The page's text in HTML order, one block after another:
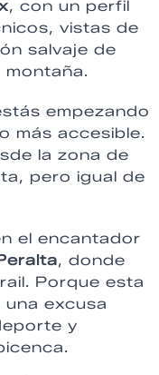
, con un perfil
vistas de
salvaje de
empezando
más accesible.
la zona de
pero igual de
el encantador
, donde
Porque esta
excusa
y